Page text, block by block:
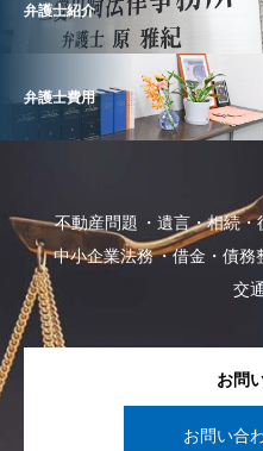
弁護士紹介
弁護士費用
不動産問題 遺言・相続・
中小企業法務
借金・債務
交
お問
お問い合